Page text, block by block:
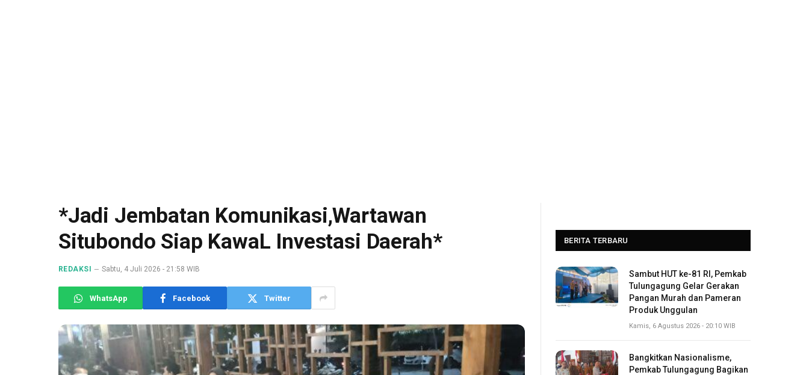
*Jadi Jembatan Komunikasi,Wartawan
Situbondo Siap KawaL Investasi Daerah*
REDAKSI Sabtu, 4 Juli 2026 - 21:58 WIB
WhatsApp Facebook Twitter
BERITA TERBARU
Sambut HUT ke-81 RI, Pemkab
Tulungagung Gelar Gerakan
Pangan Murah dan Pameran
Produk Unggulan
Kamis, 6 Agustus 2026 - 20:10 WIB
Bangkitkan Nasionalisme,
Pemkab Tulungagung Bagikan